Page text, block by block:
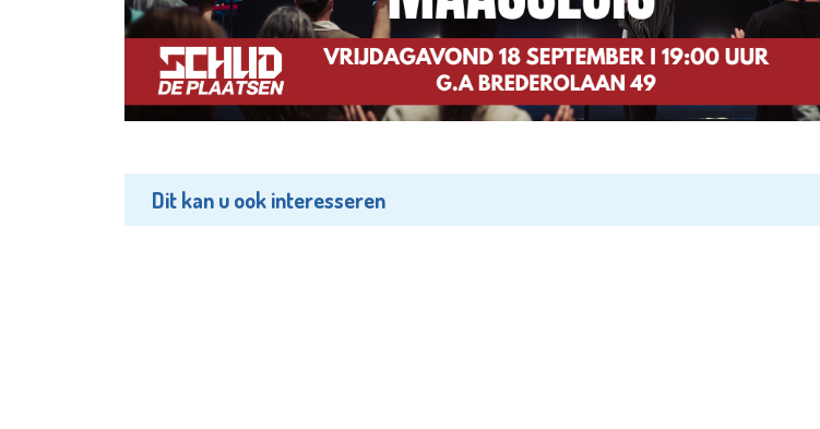
Dit kan u ook interesseren